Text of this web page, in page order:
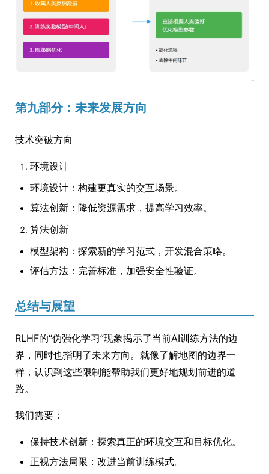
第九部分：未来发展方向
技术突破方向
环境设计
环境设计：构建更真实的交互场景。
算法创新：降低资源需求，提高学习效率。
算法创新
模型架构：探索新的学习范式，开发混合策略。
评估方法：完善标准，加强安全性验证。
总结与展望
RLHF的“伪强化学习”现象揭示了当前AI训练方法的边
界，同时也指明了未来方向。就像了解地图的边界一
样，认识到这些限制能帮助我们更好地规划前进的道
路。
我们需要：
保持技术创新：探索真正的环境交互和目标优化。
正视方法局限：改进当前训练模式。